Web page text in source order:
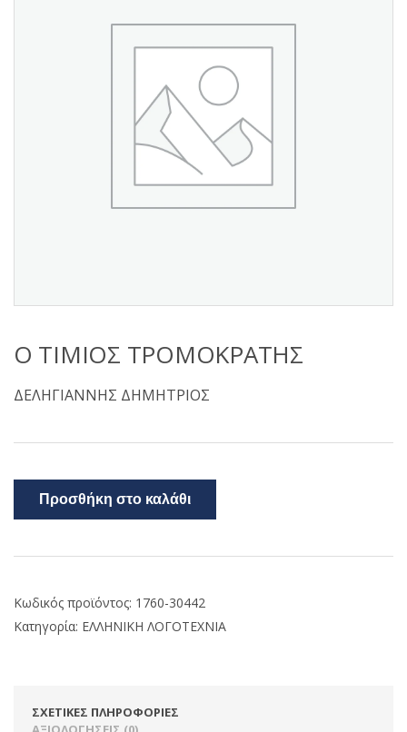
Ο ΤΙΜΙΟΣ ΤΡΟΜΟΚΡΑΤΗΣ
ΔΕΛΗΓΙΑΝΝΗΣ ΔΗΜΗΤΡΙΟΣ
Προσθήκη στο καλάθι
Κωδικός προϊόντος: 1760-30442
Κατηγορία: ΕΛΛΗΝΙΚΗ ΛΟΓΟΤΕΧΝΙΑ
ΣΧΕΤΙΚΈΣ ΠΛΗΡΟΦΟΡΊΕΣ